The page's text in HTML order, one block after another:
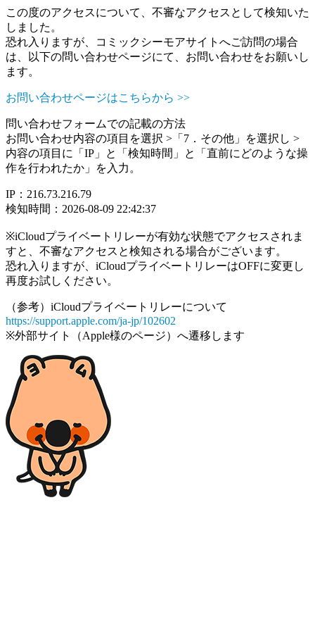
この度のアクセスについて、不審なアクセスとして検知いた
しました。
恐れ入りますが、コミックシーモアサイトへご訪問の場合
は、以下の問い合わせページにて、お問い合わせをお願いし
ます。
お問い合わせページはこちらから >>
問い合わせフォームでの記載の方法
お問い合わせ内容の項目を選択 >「7．その他」を選択し >
内容の項目に「IP」と「検知時間」と「直前にどのような操
作を行われたか」を入力。
IP：216.73.216.79
検知時間：2026-08-09 22:42:37
※iCloudプライベートリレーが有効な状態でアクセスされま
すと、不審なアクセスと検知される場合がございます。
恐れ入りますが、iCloudプライベートリレーはOFFに変更し
再度お試しください。
（参考）iCloudプライベートリレーについて
https://support.apple.com/ja-jp/102602
※外部サイト（Apple様のページ）へ遷移します